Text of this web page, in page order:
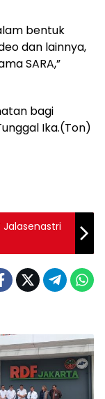
bentuk
dan lainnya,
SARA,”
bagi
Ika.(Ton)
Jalasenastri